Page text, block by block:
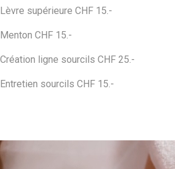
Lèvre supérieure CHF 15.-
Menton CHF 15.-
Création ligne sourcils CHF 25.-
Entretien sourcils CHF 15.-